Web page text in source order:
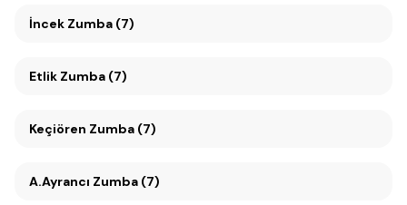
İncek Zumba (7)
Etlik Zumba (7)
Keçiören Zumba (7)
A.Ayrancı Zumba (7)